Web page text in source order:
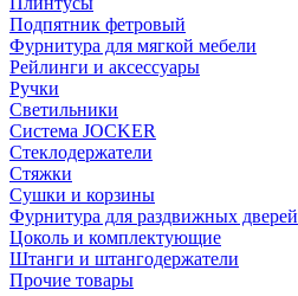
Подпятник фетровый
Фурнитура для мягкой мебели
Рейлинги и аксессуары
Ручки
Светильники
Система JOCKER
Стеклодержатели
Стяжки
Сушки и корзины
Фурнитура для раздвижных дверей
Цоколь и комплектующие
Штанги и штангодержатели
Прочие товары